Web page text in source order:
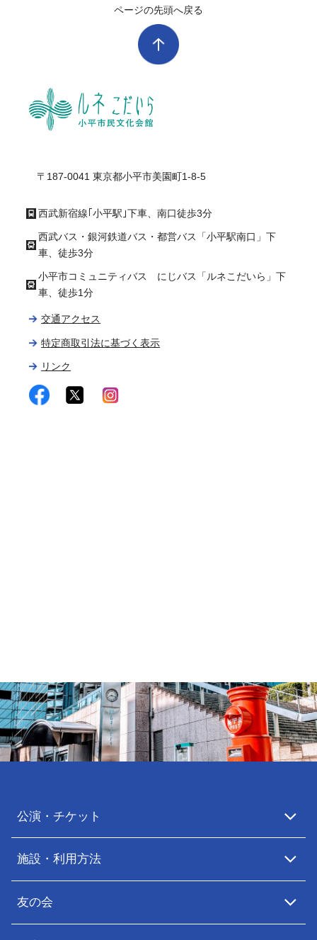
ページの先頭へ戻る
〒187-0041 東京都小平市美園町1-8-5
西武新宿線｢小平駅｣下車、南口徒歩3分
西武バス・銀河鉄道バス・都営バス「小平駅南口」下
車、徒歩3分
小平市コミュニティバス にじバス「ルネこだいら」下
車、徒歩1分
交通アクセス
特定商取引法に基づく表示
リンク
facebooktwitter
公演・チケット
施設・利用方法
友の会